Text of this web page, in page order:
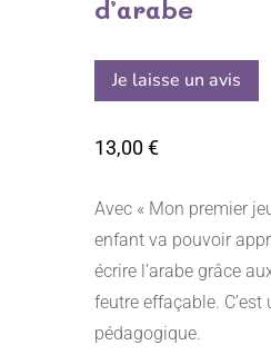
d’arabe
Je laisse un avis
13,00€
Avec « Mon premier
enfant va pouvoir
écrire l’arabe grâce
feutre effaçable.
pédagogique.